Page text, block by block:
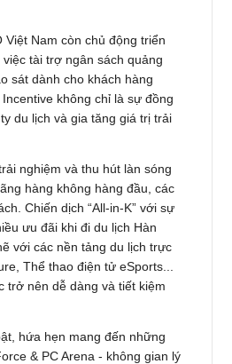
Nam còn chủ động triển
tài trợ ngân sách quảng
sát dành cho khách hàng
không chỉ là sự đồng
du lịch và gia tăng giá trị trải
nghiệm và thu hút làn sóng
hàng không hàng đầu, các
Chiến dịch “All-in-K” với sự
ưu đãi khi đi du lịch Hàn
với các nền tảng du lịch trực
Thể thao điện tử eSports...
trở nên dễ dàng và tiết kiệm
hứa hẹn mang đến những
& PC Arena - không gian lý